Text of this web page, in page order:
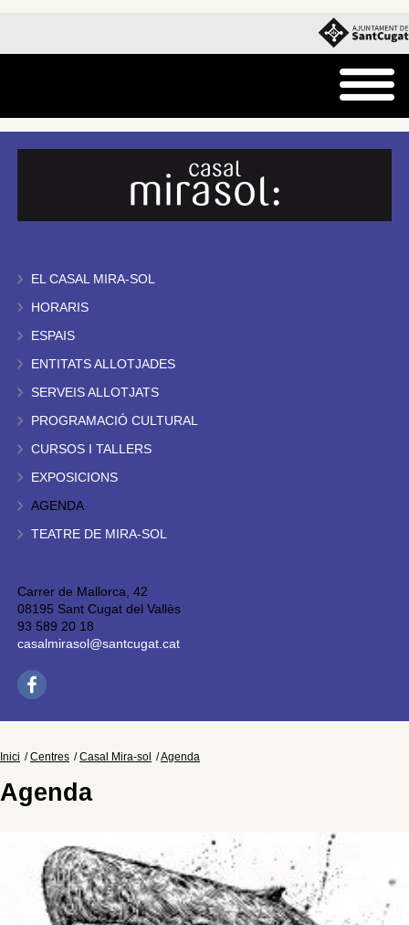
EL CASAL MIRA-SOL
HORARIS
ESPAIS
ENTITATS ALLOTJADES
SERVEIS ALLOTJATS
PROGRAMACIÓ CULTURAL
CURSOS I TALLERS
EXPOSICIONS
AGENDA
TEATRE DE MIRA-SOL
Carrer de Mallorca, 42
08195 Sant Cugat del Vallès
93 589 20 18
casalmirasol@santcugat.cat
Inici Centres Casal Mira-sol Agenda
Agenda